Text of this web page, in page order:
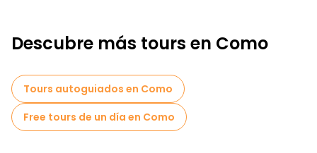
Descubre más tours en Como
Tours autoguiados en Como
Free tours de un día en Como